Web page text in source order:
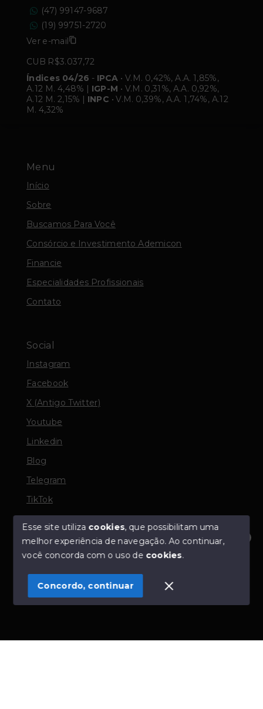
Olá! Estamos disponíveis para te ajudar.
Menu
Início
Sobre
Buscamos Para Você
Consórcio e Investimento Ademicon
Financie
Especialidades Profissionais
Contato
Social
Instagram
Facebook
X (Antigo Twitter)
Youtube
Linkedin
Blog
Telegram
TikTok
© Copyright 2026 - TORQUATO ∴ Corretor de Imóveis
- CRECI 42643f | 136.004f Perito Avaliador CNAI 37357
SITE PARA IMOBILIARIA
(47) 99147-9687
(19) 99751-2720
Ver e-mail
CUB R$3.037,72
Índices 04/26 - IPCA • V.M. 0,42%, A.A. 1,85%,
A.12 M. 4,48% | IGP-M • V.M. 0,31%, A.A. 0,92%,
A.12 M. 2,15% | INPC • V.M. 0,39%, A.A. 1,74%, A.12
M. 4,32%
Esse site utiliza cookies, que possibilitam uma
melhor experiência de navegação.Ao continuar,
você concorda com o uso de cookies.
Concordo, continuar